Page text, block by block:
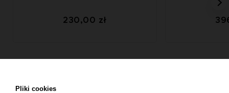
230,00 zł
Pliki cookies